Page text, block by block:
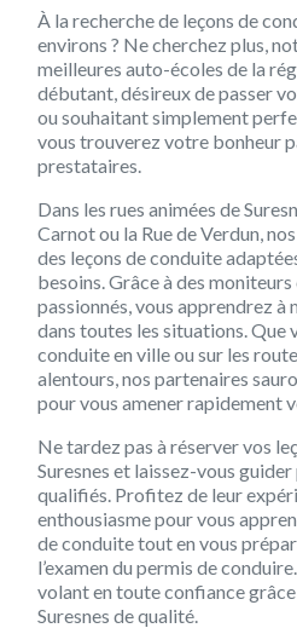
À la recherche de leçons de
environs ? Ne cherchez plus,
meilleures auto-écoles de la
débutant, désireux de passer
ou souhaitant simplement
vous trouverez votre bonheur
prestataires.
Dans les rues animées de
Carnot ou la Rue de Verdun,
des leçons de conduite
besoins. Grâce à des
passionnés, vous apprendrez
dans toutes les situations. Que
conduite en ville ou sur les
alentours, nos partenaires
pour vous amener rapidement
Ne tardez pas à réserver vos
Suresnes et laissez-vous
qualifiés. Profitez de leur
enthousiasme pour vous
de conduite tout en vous
l’examen du permis de
volant en toute confiance
Suresnes de qualité.